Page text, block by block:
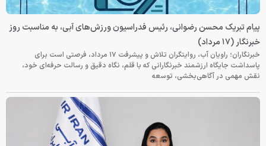
پیام تبریک محسن رضوانی، رئیس فدراسیون ورزش‌های آبی، به مناسبت روز
خبرنگار (۱۷ مرداد)
خبرنگاران؛ راویان آب، روایتگران تلاش و پیشرفت ۱۷ مرداد، فرصتی است برای
پاسداشت جایگاه ارزشمند خبرنگارانی که با قلم، نگاه دقیق و رسالت حرفه‌ای خود،
نقش مهمی در آگاهی‌بخشی، توسعه